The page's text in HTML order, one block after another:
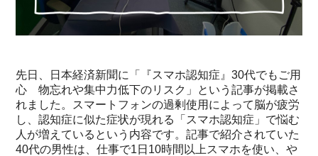
先日、日本経済新聞に「『スマホ認知症』30代でもご用
心 物忘れや集中力低下のリスク」という記事が掲載さ
れました。スマートフォンの過剰使用によって脳が疲労
し、認知症に似た症状が現れる「スマホ認知症」で悩む
人が増えているという内容です。記事で紹介されていた
40代の男性は、仕事で1日10時間以上スマホを使い、や